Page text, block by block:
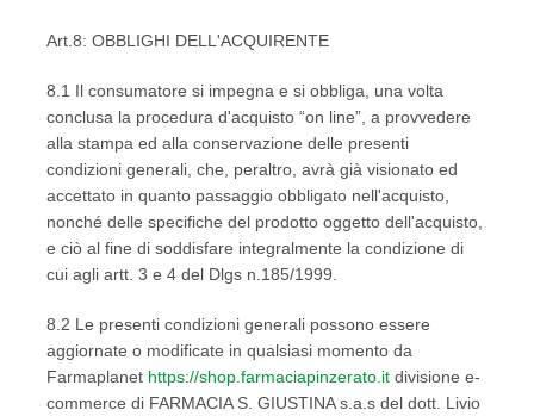
Art.8: OBBLIGHI DELL'ACQUIRENTE
8.1 Il consumatore si impegna e si obbliga, una volta
conclusa la procedura d'acquisto “on line”, a provvedere
alla stampa ed alla conservazione delle presenti
condizioni generali, che, peraltro, avrà già visionato ed
accettato in quanto passaggio obbligato nell'acquisto,
nonché delle specifiche del prodotto oggetto dell'acquisto,
e ciò al fine di soddisfare integralmente la condizione di
cui agli artt. 3 e 4 del Dlgs n.185/1999.
8.2 Le presenti condizioni generali possono essere
aggiornate o modificate in qualsiasi momento da
Farmaplanet https://shop.farmaciapinzerato.it divisione e-
commerce di FARMACIA S. GIUSTINA s.a.s del dott. Livio